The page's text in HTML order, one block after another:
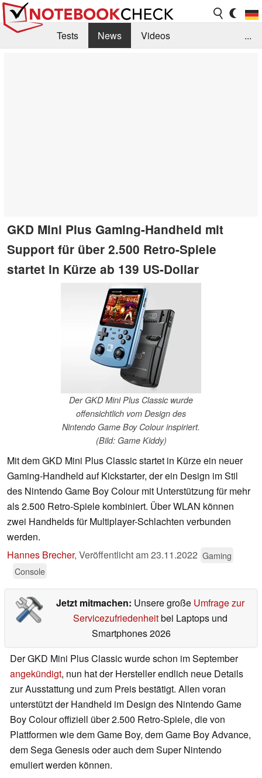
Tests News
Videos
...
GKD Mini Plus Gaming-Handheld mit
Support für über 2.500 Retro-Spiele
startet in Kürze ab 139 US-Dollar
Der GKD Mini Plus Classic wurde
offensichtlich vom Design des
Nintendo Game Boy Colour inspiriert.
(Bild: Game Kiddy)
Mit dem GKD Mini Plus Classic startet in Kürze ein neuer
Gaming-Handheld auf Kickstarter, der ein Design im Stil
des Nintendo Game Boy Colour mit Unterstützung für mehr
als 2.500 Retro-Spiele kombiniert. Über WLAN können
zwei Handhelds für Multiplayer-Schlachten verbunden
werden.
Hannes Brecher, Veröffentlicht am23.11.2022 Gaming
Console
Jetzt mitmachen: Unsere große Umfrage zur
Servicezufriedenheitbei Laptops und
Smartphones 2026
Der GKD Mini Plus Classic wurde schon im September
angekündigt, nun hat der Hersteller endlich neue Details
zur Ausstattung und zum Preis bestätigt. Allen voran
unterstützt der Handheld im Design des Nintendo Game
Boy Colour offiziell über 2.500 Retro-Spiele, die von
Plattformen wie dem Game Boy, dem Game Boy Advance,
dem Sega Genesis oder auch dem Super Nintendo
emuliert werden können.